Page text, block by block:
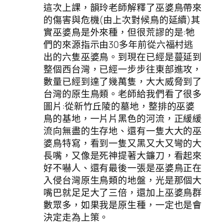
這次上課，韻玲老師解釋了巫婆鳥帶來
的傷害與危機(由上次對候鳥的延續)其
實巫婆鳥是外來種，但很荒謬的是:牠
們的來源指示由30多年前從六福村逃
出的六隻巫婆鳥。到現在已經是蔓延到
整個西台灣，已經一步步往東部進攻，
數量已經到達了幾萬隻，大大威脅到了
台灣的原生鳥類。老師給我們看了很多
圖片:從新竹丘陵的墓地，整排的巫婆
鳥的基地，一片片黑色的河流，正緩緩
流向無盡的生存地、還有一隻大大的巫
婆鳥特寫，看到一隻又黑又大又彎的大
長嘴，又像是死神提著大鐮刀，看起來
好不嚇人、還有最後一張是巫婆鳥正在
入侵台灣原生鳥類的地盤，光是那個大
嘴巴就足足大了三倍，還加上巫婆鳥群
數眾多，如果我是原生種，一定也是會
決定走為上策。